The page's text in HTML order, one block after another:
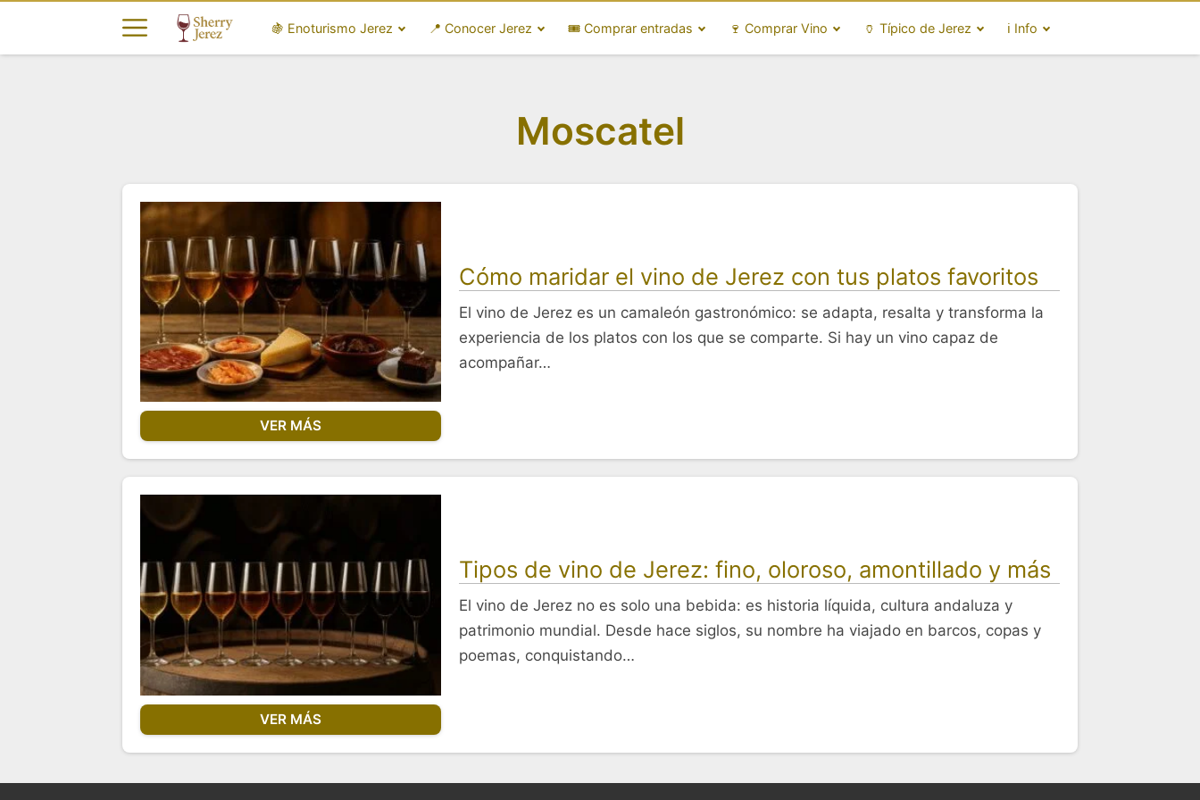
🍇 Enoturismo Jerez 📍 Conocer Jerez 🎟️ Comprar entradas 🍷 Comprar Vino 🏺 Típico de Jerez ℹ️ Info
Moscatel
VER MÁS
Cómo maridar el vino de Jerez con tus platos favoritos
El vino de Jerez es un camaleón gastronómico: se adapta, resalta y transforma la
experiencia de los platos con los que se comparte. Si hay un vino capaz de
acompañar…
VER MÁS
Tipos de vino de Jerez: fino, oloroso, amontillado y más
El vino de Jerez no es solo una bebida: es historia líquida, cultura andaluza y
patrimonio mundial. Desde hace siglos, su nombre ha viajado en barcos, copas y
poemas, conquistando…